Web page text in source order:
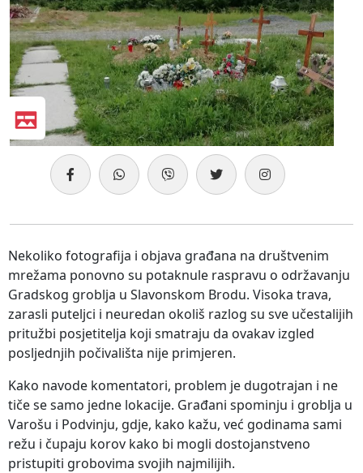
Nekoliko fotografija i objava građana na društvenim
mrežama ponovno su potaknule raspravu o održavanju
Gradskog groblja u Slavonskom Brodu. Visoka trava,
zarasli puteljci i neuredan okoliš razlog su sve učestalijih
pritužbi posjetitelja koji smatraju da ovakav izgled
posljednjih počivališta nije primjeren.
Kako navode komentatori, problem je dugotrajan i ne
tiče se samo jedne lokacije. Građani spominju i groblja u
Varošu i Podvinju, gdje, kako kažu, već godinama sami
režu i čupaju korov kako bi mogli dostojanstveno
pristupiti grobovima svojih najmilijih.